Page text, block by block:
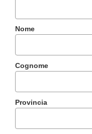
Nome
Cognome
Provincia